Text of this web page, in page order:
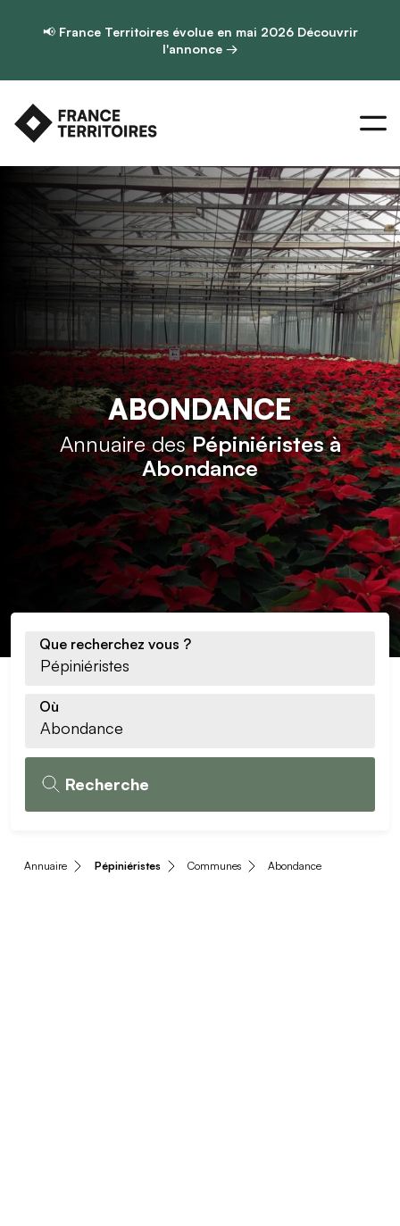
📢 France Territoires évolue en mai 2026 Découvrir
l'annonce →
ABONDANCE
Annuaire desPépiniéristes à
Abondance
Que recherchez vous ?
Où
Recherche
Annuaire Pépiniéristes Communes Abondance